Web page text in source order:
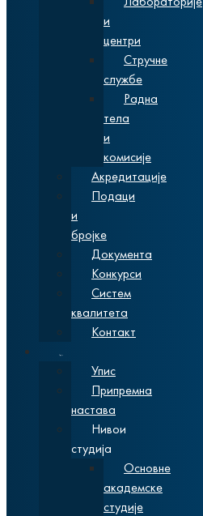
и
центри
Стручне
службе
Радна
тела
и
комисије
Акредитације
Подаци
и
бројке
Документа
Конкурси
Систем
квалитета
Контакт
Упис
Припремна
настава
Нивои
студија
Основне
академске
студије